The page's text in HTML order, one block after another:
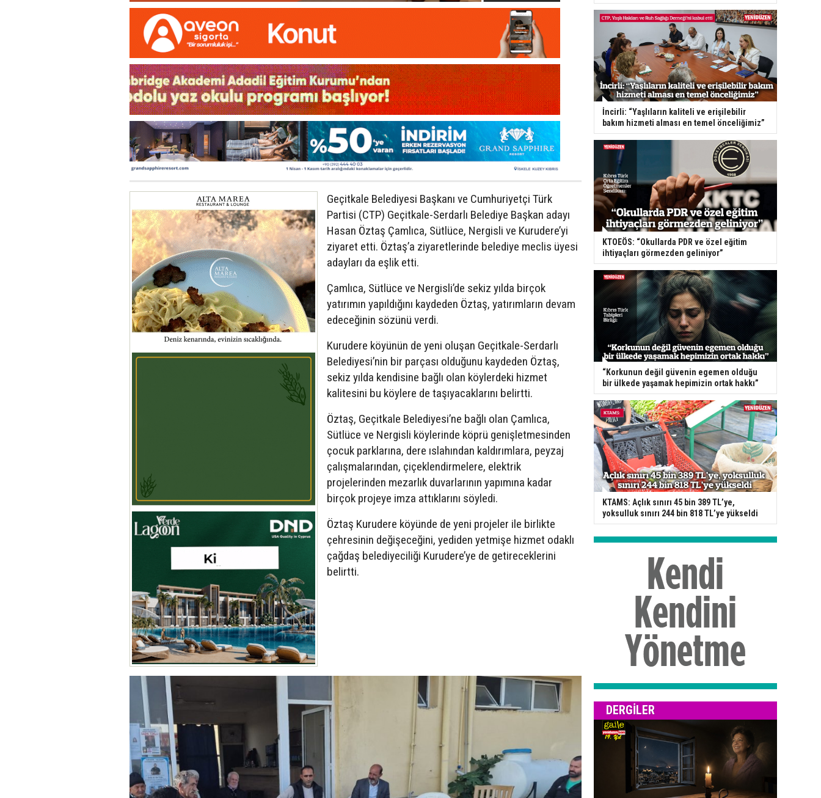
Geçitkale Belediyesi Başkanı ve Cumhuriyetçi Türk
Partisi (CTP) Geçitkale-Serdarlı Belediye Başkan adayı
Hasan Öztaş Çamlıca, Sütlüce, Nergisli ve Kurudere’yi
ziyaret etti. Öztaş’a ziyaretlerinde belediye meclis üyesi
adayları da eşlik etti.
Çamlıca, Sütlüce ve Nergisli’de sekiz yılda birçok
yatırımın yapıldığını kaydeden Öztaş, yatırımların devam
edeceğinin sözünü verdi.
Kurudere köyünün de yeni oluşan Geçitkale-Serdarlı
Belediyesi’nin bir parçası olduğunu kaydeden Öztaş,
sekiz yılda kendisine bağlı olan köylerdeki hizmet
kalitesini bu köylere de taşıyacaklarını belirtti.
Öztaş, Geçitkale Belediyesi’ne bağlı olan Çamlıca,
Sütlüce ve Nergisli köylerinde köprü genişletmesinden
çocuk parklarına, dere ıslahından kaldırımlara, peyzaj
çalışmalarından, çiçeklendirmelere, elektrik
projelerinden mezarlık duvarlarının yapımına kadar
birçok projeye imza attıklarını söyledi.
Öztaş Kurudere köyünde de yeni projeler ile birlikte
çehresinin değişeceğini, yediden yetmişe hizmet odaklı
çağdaş belediyeciliği Kurudere’ye de getireceklerini
belirtti.
İncirli: “Yaşlıların kaliteli ve erişilebilir
bakım hizmeti alması en temel önceliğimiz”
KTOEÖS: “Okullarda PDR ve özel eğitim
ihtiyaçları görmezden geliniyor”
“Korkunun değil güvenin egemen olduğu
bir ülkede yaşamak hepimizin ortak hakkı”
KTAMS: Açlık sınırı 45 bin 389 TL’ye,
yoksulluk sınırı 244 bin 818 TL’ye yükseldi
DERGILER